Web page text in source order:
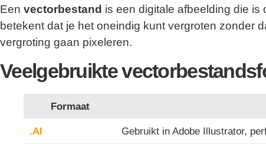
Een vectorbestand is een digitale afbeelding die
betekent dat je het oneindig kunt vergroten zonder
vergroting gaan pixeleren.
Veelgebruikte
Formaat
.AI Gebruikt in Adobe Illustrator,